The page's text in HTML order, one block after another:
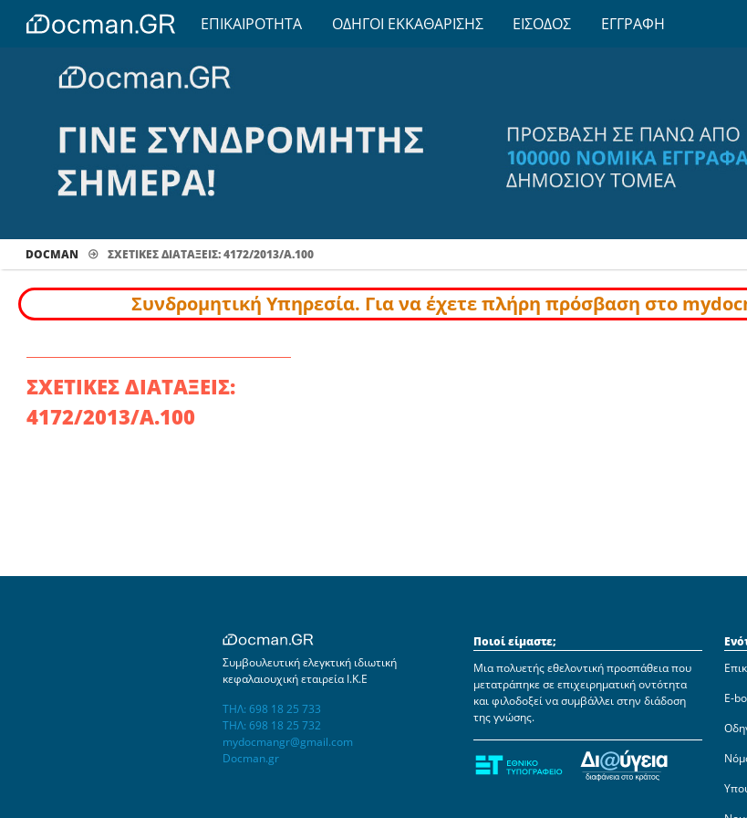
ΕΠΙΚΑΙΡΟΤΗΤΑ ΟΔΗΓΟΙ ΕΚΚΑΘΑΡΙΣΗΣ ΕΙΣΟΔΟΣ ΕΓΓΡΑΦΗ
DOCMAN ΣΧΕΤΙΚΕΣ ΔΙΑΤΑΞΕΙΣ: 4172/2013/Α.100
Συνδρομητική Υπηρεσία. Για να έχετε πλήρη πρόσβαση στο
ΣΧΕΤΙΚΕΣ ΔΙΑΤΑΞΕΙΣ:
4172/2013/Α.100
Συμβουλευτική ελεγκτική ιδιωτική
κεφαλαιουχική εταιρεία Ι.Κ.Ε
ΤΗΛ: 698 18 25 733
ΤΗΛ: 698 18 25 732
mydocmangr@gmail.com
Docman.gr
Ποιοί είμαστε;
Μια πολυετής εθελοντική προσπάθεια που
μετατράπηκε σε επιχειρηματική οντότητα
και φιλοδοξεί να συμβάλλει στην διάδοση
της γνώσης.
E-